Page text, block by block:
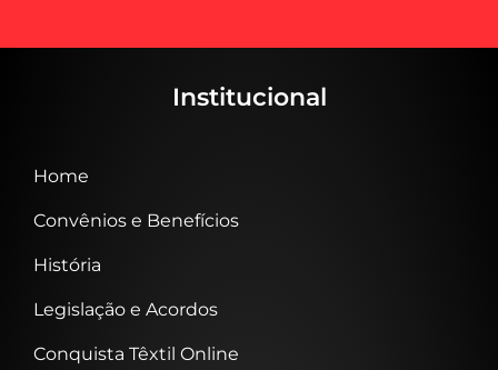
Institucional
Home
Convênios e Benefícios
História
Legislação e Acordos
Conquista Têxtil Online